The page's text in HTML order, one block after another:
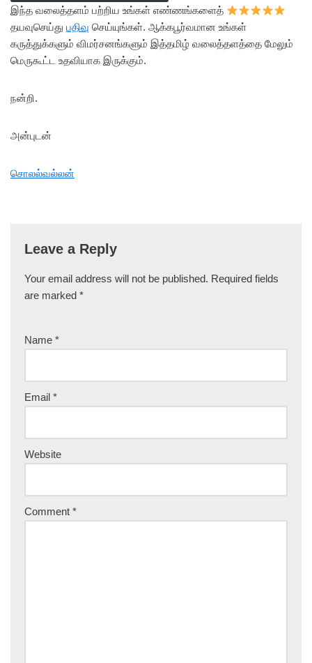
இந்த வலைத்தளம் பற்றிய உங்கள் எண்ணங்களைத்
தயவுசெய்து பதிவு செய்யுங்கள். ஆக்கபூர்வமான உங்கள்
கருத்துக்களும் விமர்சனங்களும் இத்தமிழ் வலைத்தளத்தை மேலும்
மெருகூட்ட உதவியாக இருக்கும்.
நன்றி.
அன்புடன்
சொலல்வல்லன்
Leave a Reply
Your email address will not be published. Required fields
are marked *
Name *
Email *
Website
Comment *